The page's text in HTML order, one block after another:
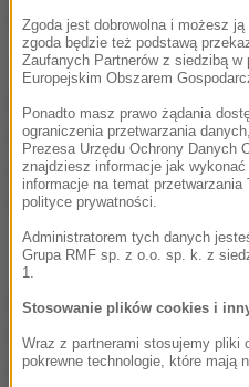
miejskiej, taksówki oraz
UWAGA!W dniu
kierujący ruchem po
dwukierunkowość na
zależało od natężenia
na drogach dojazdowych.
Cmentarz przy ul.
Do cmentarza przy ulicy
dojechać ulicą Zientary-
Zgoda jest dobrowolna i możesz
zgoda będzie też podstawą
Zaufanych Partnerów z siedzibą
Europejskim Obszarem
Ponadto masz prawo żądania
ograniczenia przetwarzania
Prezesa Urzędu Ochrony Danych
znajdziesz informacje jak wykonać
informacje na temat
polityce prywatności.
Administratorem tych danych
Grupa RMF sp. z o.o. sp. k. z
1.
Stosowanie plików cookies i
Wraz z partnerami stosujemy pliki
pokrewne technologie, które mają